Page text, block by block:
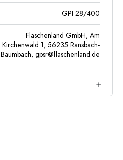
GPI 28/400
Flaschenland GmbH, Am
Kirchenwald 1, 56235 Ransbach-
Baumbach, gpsr@flaschenland.de